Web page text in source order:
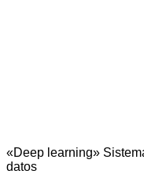
«Deep learning»
datos